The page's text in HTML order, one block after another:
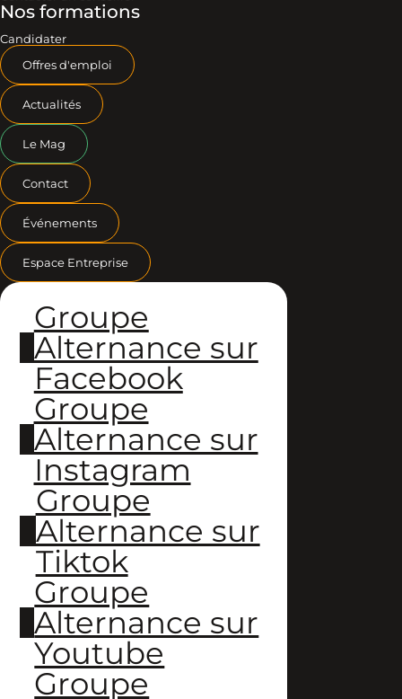
Nos formations
Candidater
Offres d'emploi
Actualités
Le Mag
Contact
Événements
Espace Entreprise
Groupe
Alternance sur
Facebook
Groupe
Alternance sur
Instagram
Groupe
Alternance sur
Tiktok
Groupe
Alternance sur
Youtube
Groupe